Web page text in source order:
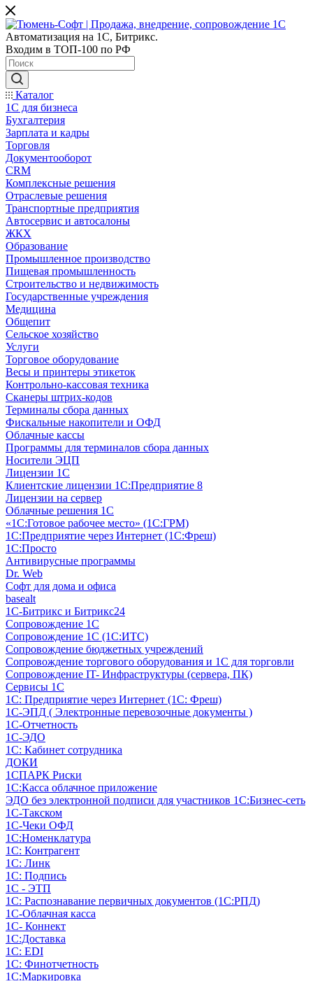
Автоматизация на 1С, Битрикс.
Входим в ТОП-100 по РФ
Каталог
1С для бизнеса
Бухгалтерия
Зарплата и кадры
Торговля
Документооборот
CRM
Комплексные решения
Отраслевые решения
Транспортные предприятия
Автосервис и автосалоны
ЖКХ
Образование
Промышленное производство
Пищевая промышленность
Строительство и недвижимость
Государственные учреждения
Медицина
Общепит
Сельское хозяйство
Услуги
Торговое оборудование
Весы и принтеры этикеток
Контрольно-кассовая техника
Сканеры штрих-кодов
Терминалы сбора данных
Фискальные накопители и ОФД
Облачные кассы
Программы для терминалов сбора данных
Носители ЭЦП
Лицензии 1С
Клиентские лицензии 1С:Предприятие 8
Лицензии на сервер
Облачные решения 1С
«1C:Готовое рабочее место» (1С:ГРМ)
1С:Предприятие через Интернет (1С:Фреш)
1С:Просто
Антивирусные программы
Dr. Web
Софт для дома и офиса
basealt
1С-Битрикс и Битрикс24
Сопровождение 1С
Сопровождение 1С (1С:ИТС)
Сопровождение бюджетных учреждений
Сопровождение торгового оборудования и 1С для торговли
Сопровождение IT- Инфраструктуры (сервера, ПК)
Сервисы 1С
1С: Предприятие через Интернет (1С: Фреш)
1С-ЭПД ( Электронные перевозочные документы )
1С-Отчетность
1С-ЭДО
1С: Кабинет сотрудника
ДОКИ
1СПАРК Риски
1С:Касса облачное приложение
ЭДО без электронной подписи для участников 1С:Бизнес-сеть
1С-Такском
1С-Чеки ОФД
1С:Номенклатура
1С: Контрагент
1С: Линк
1С: Подпись
1С - ЭТП
1С: Распознавание первичных документов (1С:РПД)
1С-Облачная касса
1С- Коннект
1С:Доставка
1С: EDI
1С: Финотчетность
1С:Маркировка